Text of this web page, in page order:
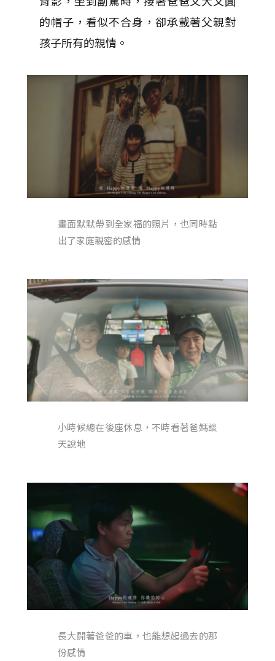
的帽子，看似不合身，卻承載著父親對
孩子所有的親情。
畫面默默帶到全家福的照片，也同時點
出了家庭親密的感情
小時候總在後座休息，不時看著爸媽談
天說地
長大開著爸爸的車，也能想起過去的那
份感情